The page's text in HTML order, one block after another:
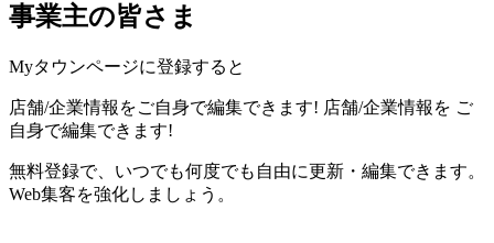
事業主の皆さま
Myタウンページに登録すると
店舗/企業情報をご自身で編集できます! 店舗/企業情報を ご
自身で編集できます!
無料登録で、いつでも何度でも自由に更新・編集できます。
Web集客を強化しましょう。